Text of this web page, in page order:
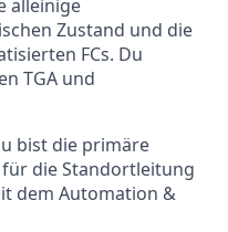
alleinige
Zustand und die
FCs. Du
TGA und
bist die primäre
die Standortleitung
dem Automation &